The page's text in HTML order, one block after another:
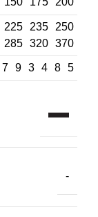
225 235
250
285 320 370
7 9 3 4 8 5
-